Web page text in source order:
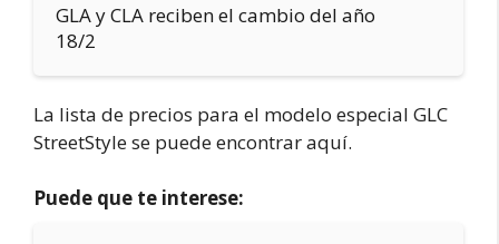
GLA y CLA reciben el cambio del año
18/2
La lista de precios para el modelo especial GLC
StreetStyle se puede encontrar aquí.
Puede que te interese: